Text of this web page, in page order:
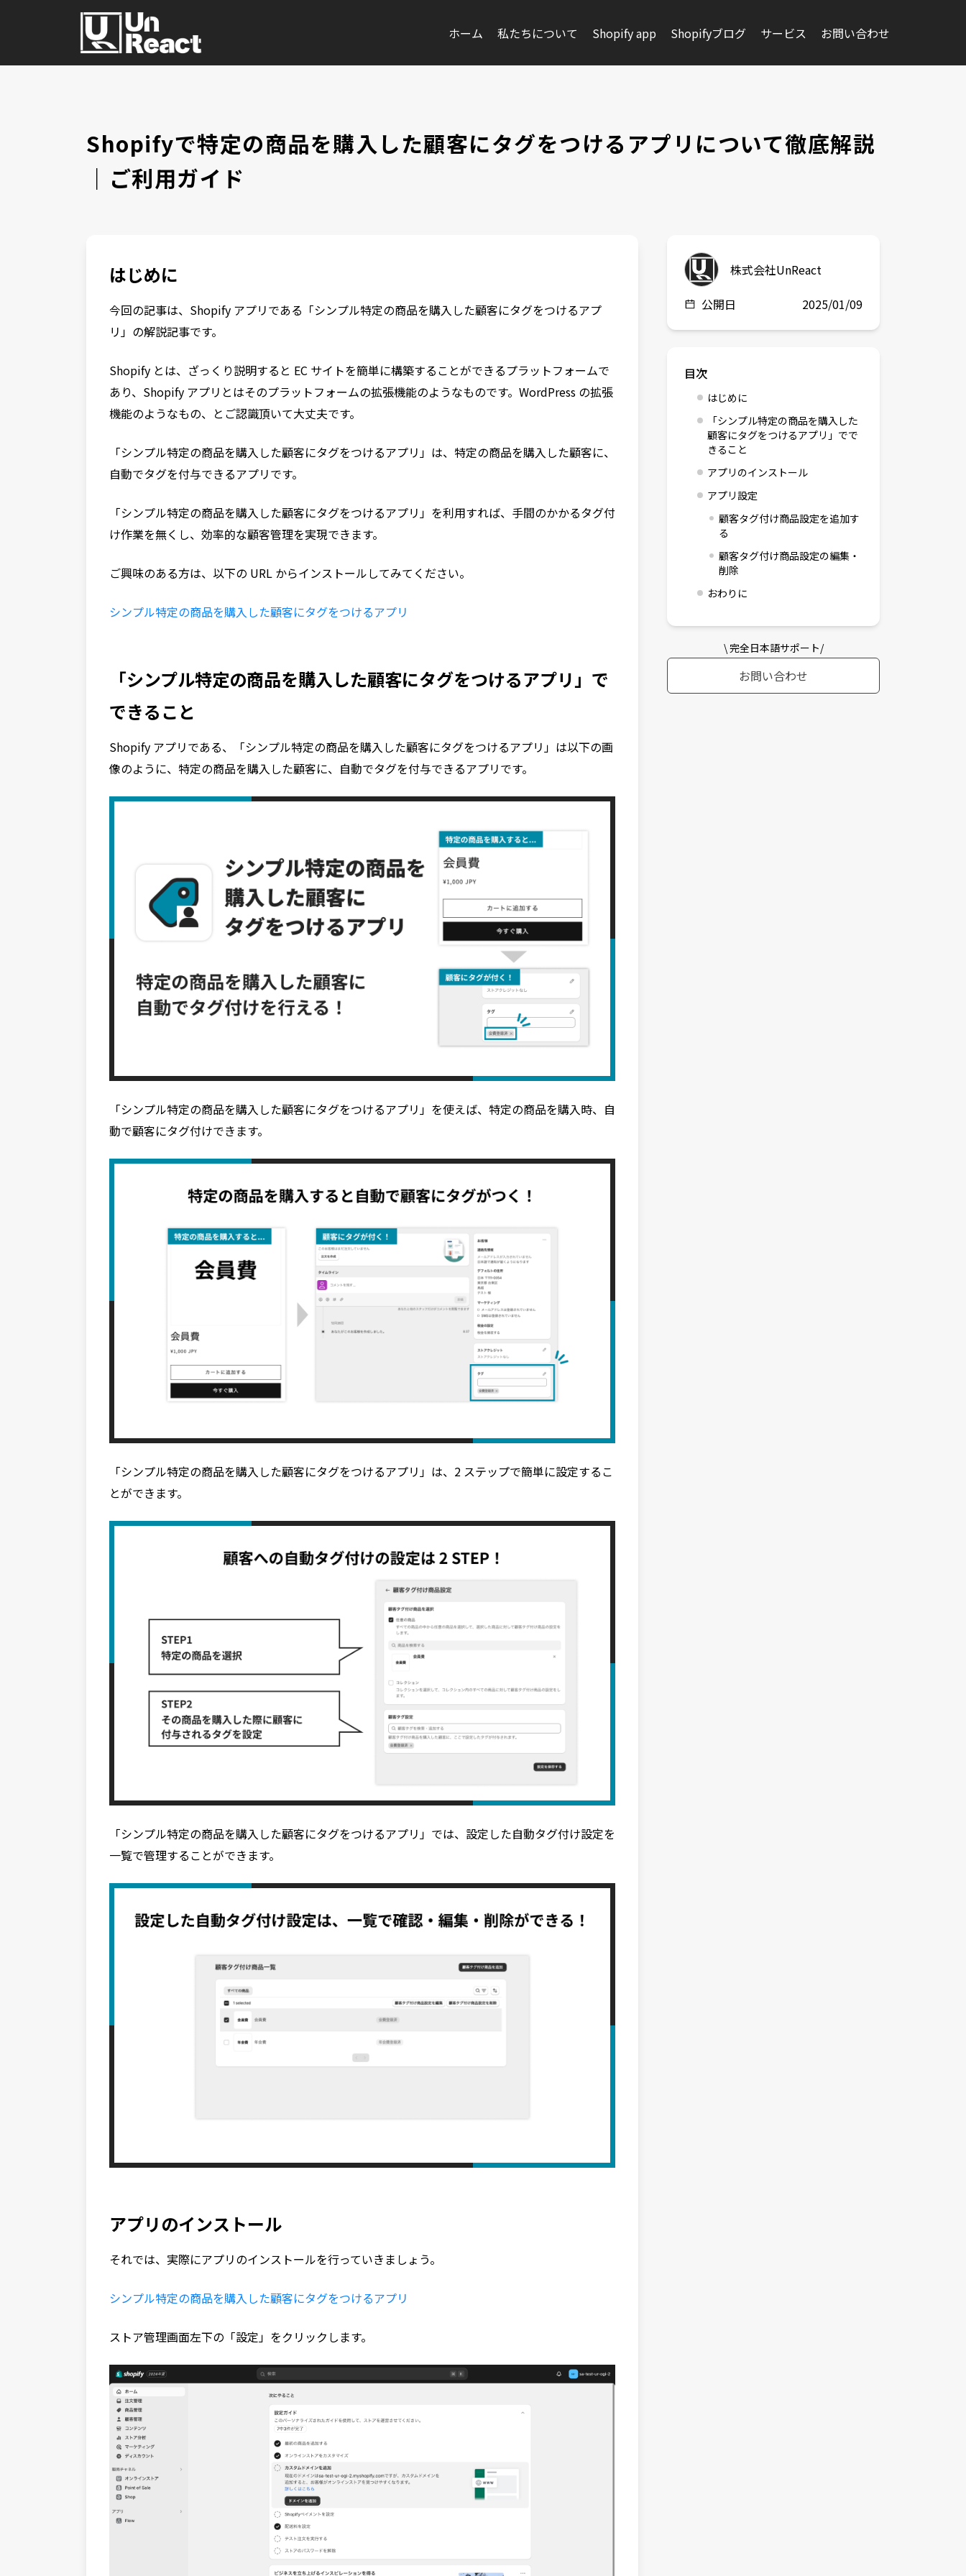
ホーム 私たちについて Shopify app Shopifyブログ サービス お問い合わせ
Shopifyで特定の商品を購入した顧客にタグをつけるアプリについて徹底解説
｜ご利用ガイド
はじめに
今回の記事は、Shopify アプリである「シンプル特定の商品を購入した顧客にタグをつけるアプ
リ」の解説記事です。
Shopify とは、ざっくり説明すると EC サイトを簡単に構築することができるプラットフォームで
あり、Shopify アプリとはそのプラットフォームの拡張機能のようなものです。WordPress の拡張
機能のようなもの、とご認識頂いて大丈夫です。
「シンプル特定の商品を購入した顧客にタグをつけるアプリ」は、特定の商品を購入した顧客に、
自動でタグを付与できるアプリです。
「シンプル特定の商品を購入した顧客にタグをつけるアプリ」を利用すれば、手間のかかるタグ付
け作業を無くし、効率的な顧客管理を実現できます。
ご興味のある方は、以下の URL からインストールしてみてください。
シンプル特定の商品を購入した顧客にタグをつけるアプリ
「シンプル特定の商品を購入した顧客にタグをつけるアプリ」で
できること
Shopify アプリである、「シンプル特定の商品を購入した顧客にタグをつけるアプリ」は以下の画
像のように、特定の商品を購入した顧客に、自動でタグを付与できるアプリです。
「シンプル特定の商品を購入した顧客にタグをつけるアプリ」を使えば、特定の商品を購入時、自
動で顧客にタグ付けできます。
「シンプル特定の商品を購入した顧客にタグをつけるアプリ」は、2 ステップで簡単に設定するこ
とができます。
「シンプル特定の商品を購入した顧客にタグをつけるアプリ」では、設定した自動タグ付け設定を
一覧で管理することができます。
アプリのインストール
それでは、実際にアプリのインストールを行っていきましょう。
シンプル特定の商品を購入した顧客にタグをつけるアプリ
ストア管理画面左下の「設定」をクリックします。
株式会社UnReact
公開日
2025/01/09
目次
はじめに
「シンプル特定の商品を購入した
顧客にタグをつけるアプリ」でで
きること
アプリのインストール
アプリ設定
顧客タグ付け商品設定を追加す
る
顧客タグ付け商品設定の編集・
削除
おわりに
\ 完全日本語サポート/
お問い合わせ